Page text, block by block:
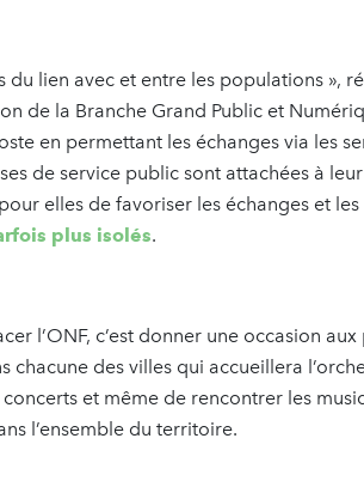
du lien avec et entre les populations »,
de la Branche Grand Public et
en permettant les échanges via les
de service public sont attachées à
elles de favoriser les échanges et
plus isolés.
l’ONF, c’est donner une occasion
chacune des villes qui accueillera
concerts et même de rencontrer les
l’ensemble du territoire.